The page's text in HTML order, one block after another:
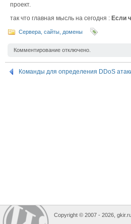
проект.
так что главная мысль на сегодня : Если
Сервера, сайты, домены
Комментирование отключено.
Команды для определения DDoS
Copyright © 2007 - 2026,